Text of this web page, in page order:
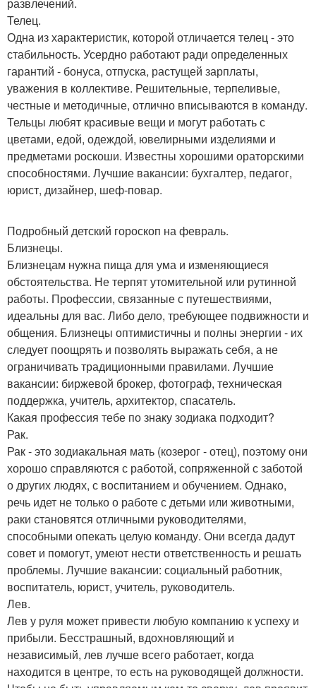
развлечений.
Телец.
Одна из характеристик, которой отличается телец - это
стабильность. Усердно работают ради определенных
гарантий - бонуса, отпуска, растущей зарплаты,
уважения в коллективе. Решительные, терпеливые,
честные и методичные, отлично вписываются в команду.
Тельцы любят красивые вещи и могут работать с
цветами, едой, одеждой, ювелирными изделиями и
предметами роскоши. Известны хорошими ораторскими
способностями. Лучшие вакансии: бухгалтер, педагог,
юрист, дизайнер, шеф-повар.
Подробный детский гороскоп на февраль.
Близнецы.
Близнецам нужна пища для ума и изменяющиеся
обстоятельства. Не терпят утомительной или рутинной
работы. Профессии, связанные с путешествиями,
идеальны для вас. Либо дело, требующее подвижности и
общения. Близнецы оптимистичны и полны энергии - их
следует поощрять и позволять выражать себя, а не
ограничивать традиционными правилами. Лучшие
вакансии: биржевой брокер, фотограф, техническая
поддержка, учитель, архитектор, спасатель.
Какая профессия тебе по знаку зодиака подходит?
Рак.
Рак - это зодиакальная мать (козерог - отец), поэтому они
хорошо справляются с работой, сопряженной с заботой
о других людях, с воспитанием и обучением. Однако,
речь идет не только о работе с детьми или животными,
раки становятся отличными руководителями,
способными опекать целую команду. Они всегда дадут
совет и помогут, умеют нести ответственность и решать
проблемы. Лучшие вакансии: социальный работник,
воспитатель, юрист, учитель, руководитель.
Лев.
Лев у руля может привести любую компанию к успеху и
прибыли. Бесстрашный, вдохновляющий и
независимый, лев лучше всего работает, когда
находится в центре, то есть на руководящей должности.